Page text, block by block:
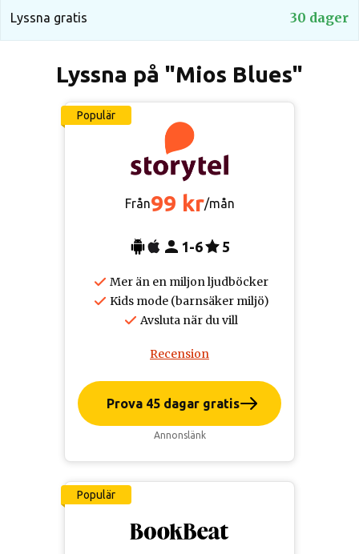
Lyssna gratis 30 dager
Lyssna på "Mios Blues"
Populär
Från99 kr/mån
1-6 5
Mer än en miljon ljudböcker
Kids mode (barnsäker miljö)
Avsluta när du vill
Recension
Prova 45 dagar gratis
Annonslänk
Populär